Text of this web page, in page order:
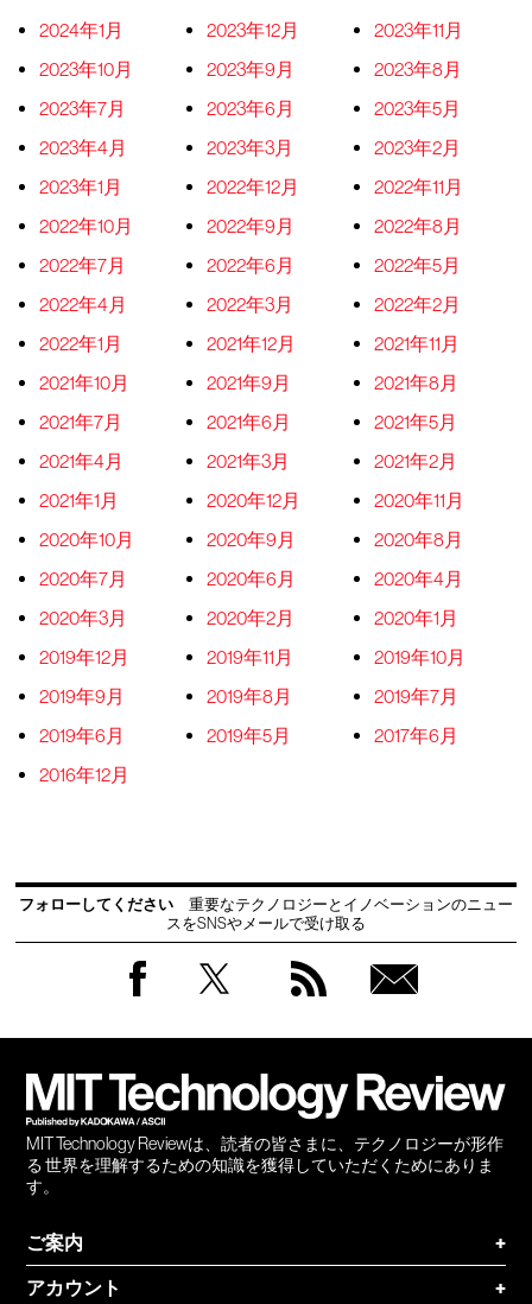
2024年1月
2023年12月
2023年11月
2023年10月
2023年9月
2023年8月
2023年7月
2023年6月
2023年5月
2023年4月
2023年3月
2023年2月
2023年1月
2022年12月
2022年11月
2022年10月
2022年9月
2022年8月
2022年7月
2022年6月
2022年5月
2022年4月
2022年3月
2022年2月
2022年1月
2021年12月
2021年11月
2021年10月
2021年9月
2021年8月
2021年7月
2021年6月
2021年5月
2021年4月
2021年3月
2021年2月
2021年1月
2020年12月
2020年11月
2020年10月
2020年9月
2020年8月
2020年7月
2020年6月
2020年4月
2020年3月
2020年2月
2020年1月
2019年12月
2019年11月
2019年10月
2019年9月
2019年8月
2019年7月
2019年6月
2019年5月
2017年6月
2016年12月
フォローしてください
重要なテクノロジーとイノベーションのニュー
スをSNSやメールで受け取る
MIT Technology Reviewは、読者の皆さまに、テクノロジーが形作
る 世界を理解するための知識を獲得していただくためにありま
す。
ご案内
+
アカウント
+